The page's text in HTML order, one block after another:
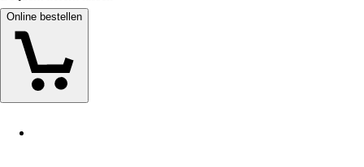
Online bestellen